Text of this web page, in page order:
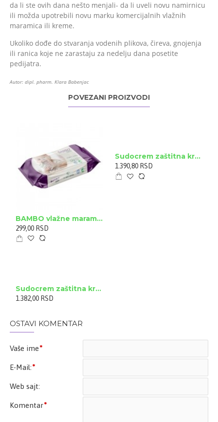
da li ste ovih dana nešto menjali- da li uveli novu namirnicu
ili možda upotrebili novu marku komercijalnih vlažnih
maramica ili kreme.
Ukoliko dođe do stvaranja vodenih plikova, čireva, gnojenja
ili ranica koje ne zarastaju za nedelju dana posetite
pedijatra.
Autor: dipl. pharm. Klara Babenjac
POVEZANI PROIZVODI
BAMBO vlažne maramice a80
299,00 RSD
Sudocrem zaštitna krema 125g
1.390,80 RSD
Sudocrem zaštitna krema 250g
1.382,00 RSD
OSTAVI KOMENTAR
Vaše ime
E-Mail:
Web sajt:
Komentar